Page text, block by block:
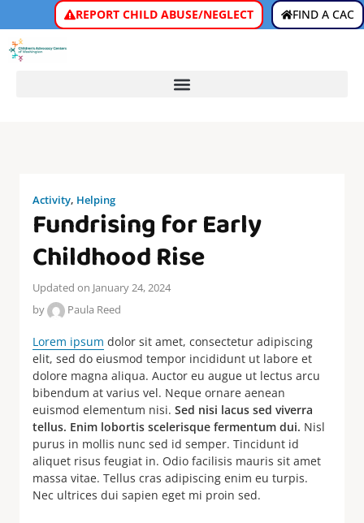
FIND A CAC
REPORT CHILD ABUSE/NEGLECT
Activity, Helping
Fundrising for Early
Childhood Rise
Updated on January 24, 2024
by
Paula Reed
Lorem ipsum dolor sit amet, consectetur adipiscing
elit, sed do eiusmod tempor incididunt ut labore et
dolore magna aliqua. Auctor eu augue ut lectus arcu
bibendum at varius vel. Neque ornare aenean
euismod elementum nisi. Sed nisi lacus sed viverra
tellus. Enim lobortis scelerisque fermentum dui. Nisl
purus in mollis nunc sed id semper. Tincidunt id
aliquet risus feugiat in. Odio facilisis mauris sit amet
massa vitae. Tellus cras adipiscing enim eu turpis.
Nec ultrices dui sapien eget mi proin sed.